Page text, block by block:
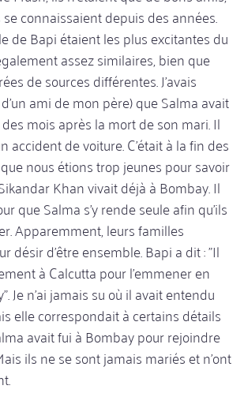
connaissaient depuis des années.
de Bapi étaient les plus excitantes du
assez similaires, bien que
de sources différentes. J'avais
ami de mon père) que Salma avait
mois après la mort de son mari. Il
accident de voiture. C'était à la fin des
nous étions trop jeunes pour savoir
Khan vivait déjà à Bombay. Il
que Salma s'y rende seule afin qu'ils
Apparemment, leurs familles
désir d'être ensemble. Bapi a dit : "Il
à Calcutta pour l'emmener en
Je n'ai jamais su où il avait entendu
elle correspondait à certains détails
avait fui à Bombay pour rejoindre
ils ne se sont jamais mariés et n'ont